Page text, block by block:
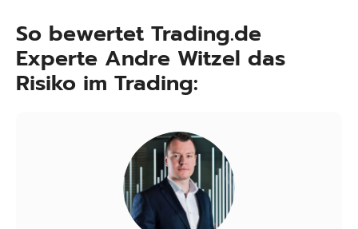
So bewertet Trading.de
Experte Andre Witzel das
Risiko im Trading: